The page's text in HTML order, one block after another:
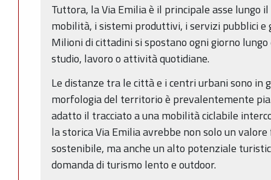
Tuttora, la Via Emilia è il principale asse lungo
mobilità, i sistemi produttivi, i servizi pubblici e
Milioni di cittadini si spostano ogni giorno
studio, lavoro o attività quotidiane.
Le distanze tra le città e i centri urbani sono in
morfologia del territorio è prevalentemente
adatto il tracciato a una mobilità ciclabile
la storica Via Emilia avrebbe non solo un
sostenibile, ma anche un alto potenziale
domanda di turismo lento e outdoor.